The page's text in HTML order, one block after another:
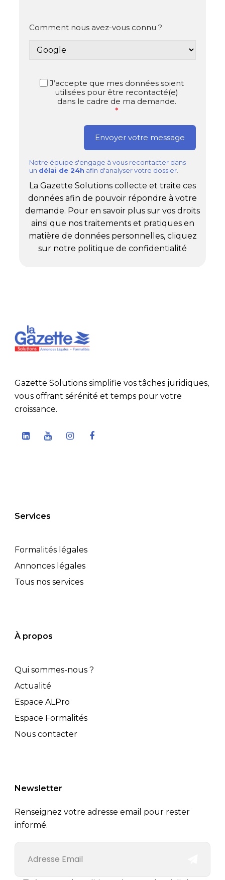
Comment nous avez-vous connu ?
J’accepte que mes données soient
utilisées pour être recontacté(e)
dans le cadre de ma demande.
*
Notre équipe s'engage à vous recontacter dans
un délai de 24h afin d'analyser votre dossier.
La Gazette Solutions collecte et traite ces
données afin de pouvoir répondre à votre
demande. Pour en savoir plus sur vos droits
ainsi que nos traitements et pratiques en
matière de données personnelles, cliquez
sur notre politique de confidentialité
Gazette Solutions simplifie vos tâches juridiques,
vous offrant sérénité et temps pour votre
croissance.
Services
Formalités légales
Annonces légales
Tous nos services
À propos
Qui sommes-nous ?
Actualité
Espace ALPro
Espace Formalités
Nous contacter
Newsletter
Renseignez votre adresse email pour rester
informé.